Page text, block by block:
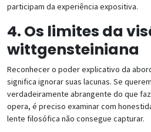
participam da experiência expositiva.
4. Os limites da
wittgensteiniana
Reconhecer o poder explicativo da
significa ignorar suas lacunas. Se
verdadeiramente abrangente do que
opera, é preciso examinar com
lente filosófica não consegue capturar.